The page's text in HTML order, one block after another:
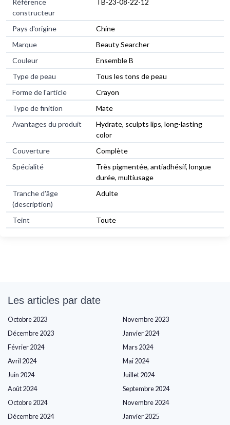
Référence
constructeur
TB-23-08-22-12
Pays d'origine
Chine
Marque
Beauty Searcher
Couleur
Ensemble B
Type de peau
Tous les tons de peau
Forme de l'article
Crayon
Type de finition
Mate
Avantages du produit
Hydrate, sculpts lips, long-lasting
color
Couverture
Complète
Spécialité
Très pigmentée, antiadhésif, longue
durée, multiusage
Tranche d'âge
(description)
Adulte
Teint Toute
Les articles par date
Octobre 2023
Novembre 2023
Décembre 2023
Janvier 2024
Février 2024
Mars 2024
Avril 2024
Mai 2024
Juin 2024
Juillet 2024
Août 2024
Septembre 2024
Octobre 2024
Novembre 2024
Décembre 2024
Janvier 2025